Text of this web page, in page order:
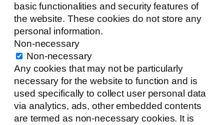
basic functionalities and security features of
the website. These cookies do not store any
personal information.
Non-necessary
Non-necessary
Any cookies that may not be particularly
necessary for the website to function and is
used specifically to collect user personal data
via analytics, ads, other embedded contents
are termed as non-necessary cookies. It is